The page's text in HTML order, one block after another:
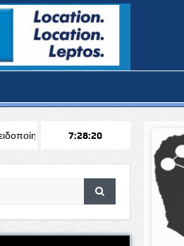
12 προσώπων στο πλαίσιο των
7:28:22